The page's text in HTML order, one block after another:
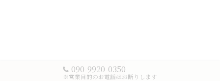
090-9920-0350
※営業目的のお電話はお断りします